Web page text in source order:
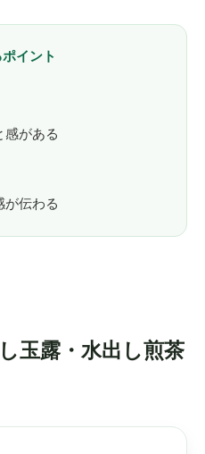
イント
感がある
が伝わる
玉露・水出し煎茶